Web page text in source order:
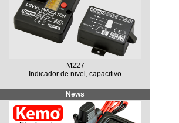
M227
Indicador de nivel, capacitivo
News